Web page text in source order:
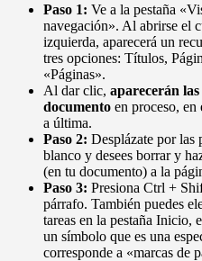
Paso 1: Ve a la pestaña
navegación». Al abrirse el
izquierda, aparecerá un
tres opciones: Títulos,
«Páginas».
Al dar clic, aparecerán
documento en proceso, en
a última.
Paso 2: Desplázate por las
blanco y desees borrar y
(en tu documento) a la
Paso 3: Presiona Ctrl +
párrafo. También puedes
tareas en la pestaña Inicio,
un símbolo que es una
corresponde a «marcas de